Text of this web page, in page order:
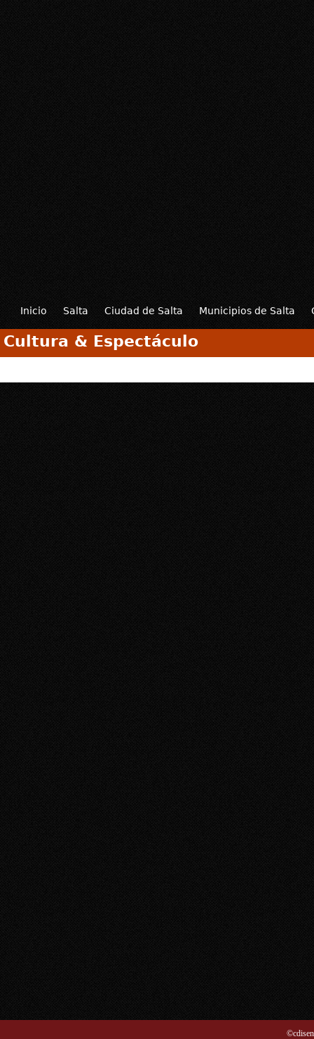
Inicio Salta Ciudad de Salta Municipios de Salta
Cultura & Espectáculo